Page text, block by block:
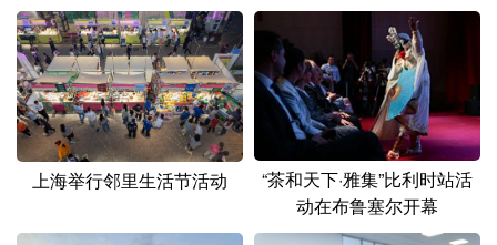
新疆 内蒙古 黑龙江
多语种频道
English Español Français عربى
日本語 한국어
上海举行邻里生活节活动
“茶和天下·雅集”比利时站活
动在布鲁塞尔开幕